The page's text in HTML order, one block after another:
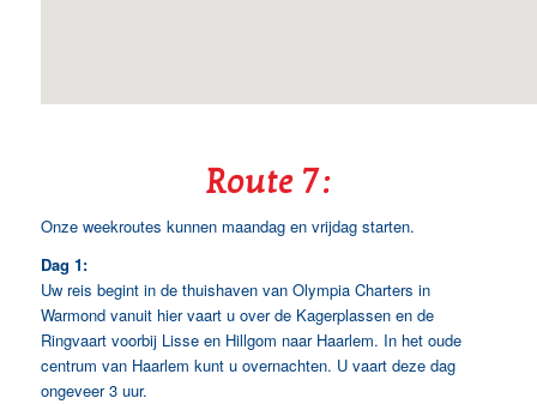
Route 7:
Onze weekroutes kunnen maandag en vrijdag starten.
Dag 1:
Uw reis begint in de thuishaven van Olympia Charters in
Warmond vanuit hier vaart u over de Kagerplassen en de
Ringvaart voorbij Lisse en Hillgom naar Haarlem. In het oude
centrum van Haarlem kunt u overnachten. U vaart deze dag
ongeveer 3 uur.